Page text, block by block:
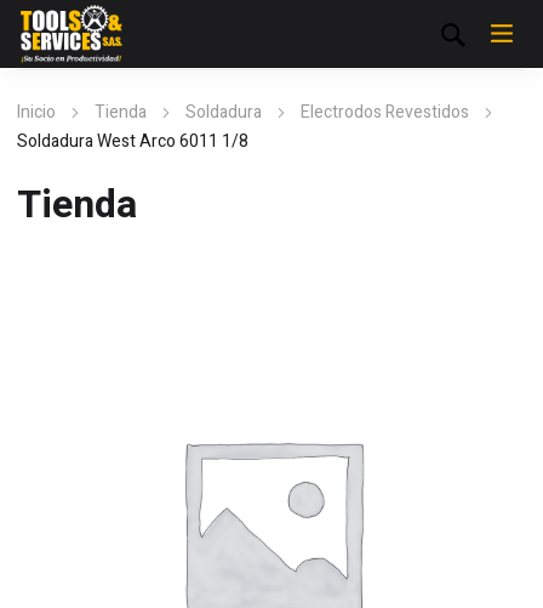
Inicio Tienda Soldadura
Electrodos Revestidos
Soldadura West Arco 6011 1/8
Tienda